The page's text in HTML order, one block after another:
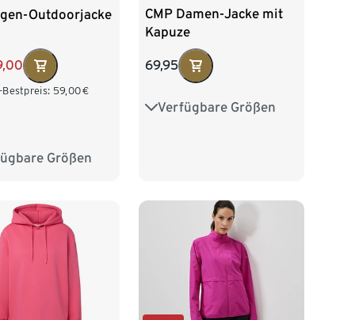
Outdoorjacke
Bestpreis: 59,00€
Größen
36 38 40
CMP Damen-Jacke mit
Kapuze
69,95
Verfügbare Größen
36 38 40 42